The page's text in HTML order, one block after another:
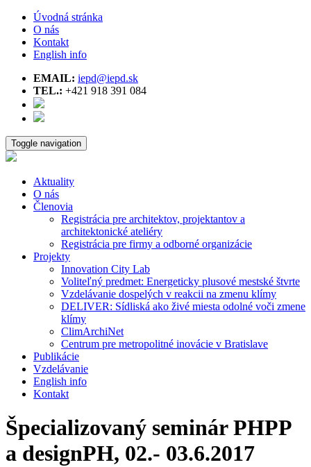
Úvodná stránka
O nás
Kontakt
English info
EMAIL: iepd@iepd.sk
TEL.: +421 918 391 084
Toggle navigation
Aktuality
O nás
Členovia
Registrácia pre architektov, projektantov a
architektonické ateliéry
Registrácia pre firmy a odborné organizácie
Projekty
Innovation City Lab
Voliteľný predmet: Energeticky plusové mestské štvrte
Vzdelávanie dospelých v reakcii na zmenu klímy
DELIVER: Sídliská ako živé miesta odolné voči zmene
klímy
ClimArchiNet
Centrum pre metropolitné inovácie v Bratislave
Publikácie
Vzdelávanie
English info
Kontakt
Špecializovaný seminár PHPP
a designPH, 02.- 03.6.2017